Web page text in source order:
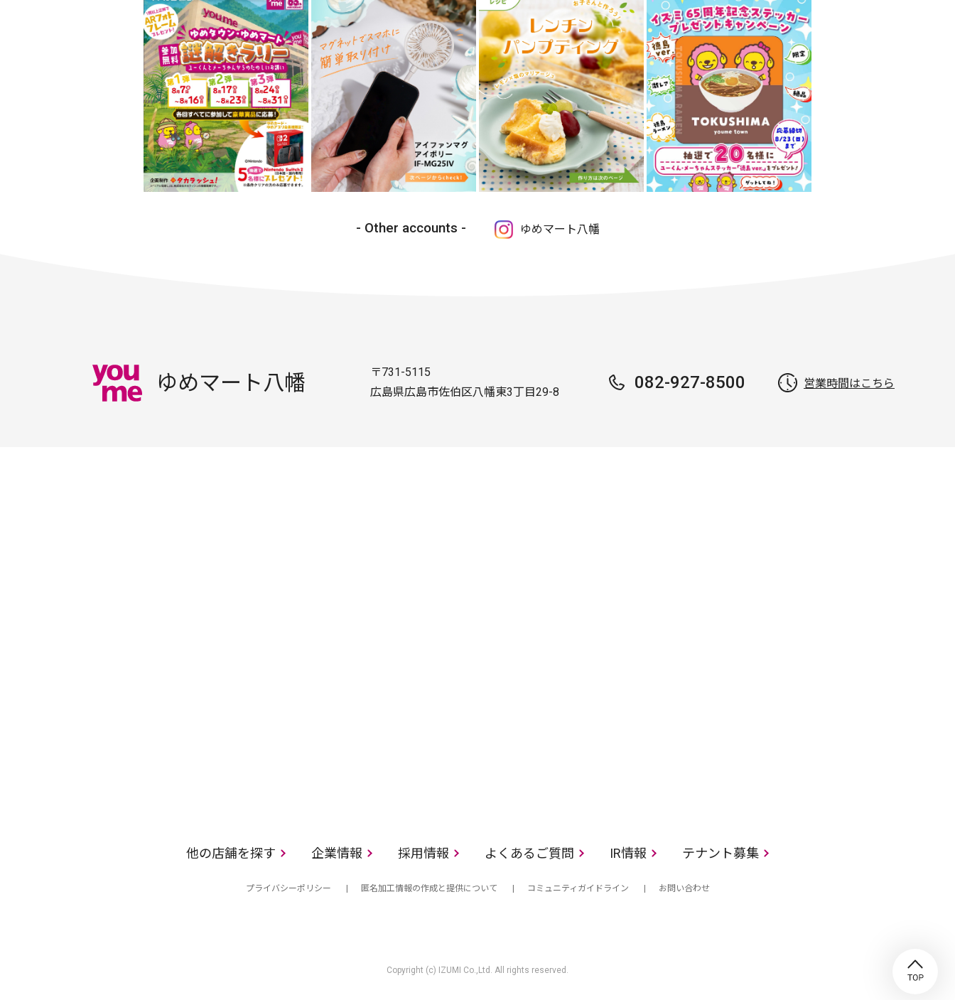
Other accounts ゆめマート八幡
ゆめマート八幡
〒731-5115
広島県広島市佐伯区八幡東3丁目29-8
082-927-8500 営業時間はこちら
他の店舗を探す 企業情報 採用情報 よくあるご質問 IR情報 テナント募集
プライバシーポリシー 匿名加工情報の作成と提供について コミュニティガイドライン お問い合わせ
Copyright (c) IZUMI Co.,Ltd. All rights reserved.